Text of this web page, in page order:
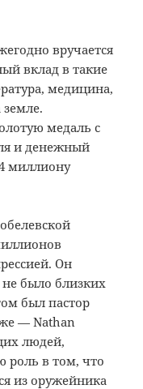
вручается
вклад в такие
медицина,
медаль с
и денежный
миллиону
Он
было близких
был пастор
— Nathan
людей,
роль в том, что
из оружейника